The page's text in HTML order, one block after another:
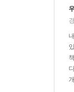
두
따
따
100
▶ 긴